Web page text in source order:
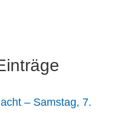
– Samstag, 7.